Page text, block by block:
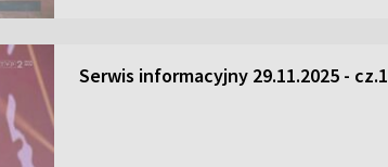
Serwis informacyjny 29.11.2025 - cz.1